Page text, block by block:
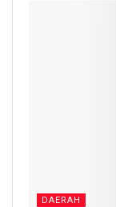
DAERAH